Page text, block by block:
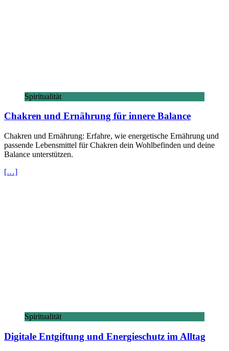
Spiritualität
Chakren und Ernährung für innere Balance
Chakren und Ernährung: Erfahre, wie energetische Ernährung und
passende Lebensmittel für Chakren dein Wohlbefinden und deine
Balance unterstützen.
[…]
Spiritualität
Digitale Entgiftung und Energieschutz im Alltag